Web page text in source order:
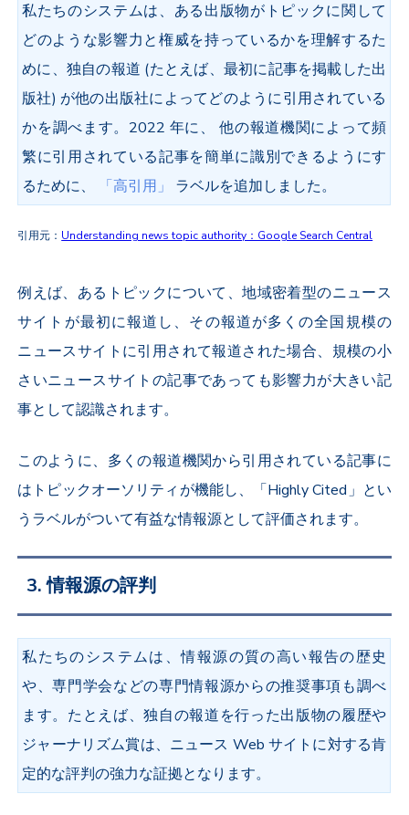
私たちのシステムは、ある出版物がトピックに関して
どのような影響力と権威を持っているかを理解するた
めに、独自の報道 (たとえば、最初に記事を掲載した出
版社) が他の出版社によってどのように引用されている
かを調べます。2022 年に、 他の報道機関によって頻
繁に引用されている記事を簡単に識別できるようにす
るために、
「高引用」 ラベルを追加しました。
引用元： Understanding news topic authority：Google Search Central
例えば、あるトピックについて、地域密着型のニュース
サイトが最初に報道し、その報道が多くの全国規模の
ニュースサイトに引用されて報道された場合、規模の小
さいニュースサイトの記事であっても影響力が大きい記
事として認識されます。
このように、多くの報道機関から引用されている記事に
はトピックオーソリティが機能し、「Highly Cited」とい
うラベルがついて有益な情報源として評価されます。
3. 情報源の評判
私たちのシステムは、情報源の質の高い報告の歴史
や、専門学会などの専門情報源からの推奨事項も調べ
ます。たとえば、独自の報道を行った出版物の履歴や
ジャーナリズム賞は、ニュース Web サイトに対する肯
定的な評判の強力な証拠となります。